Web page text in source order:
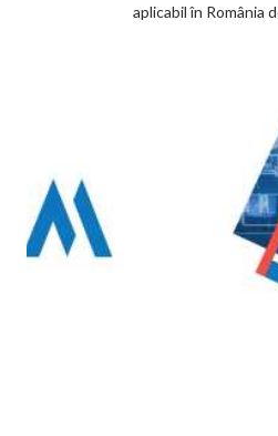
aplicabil în România